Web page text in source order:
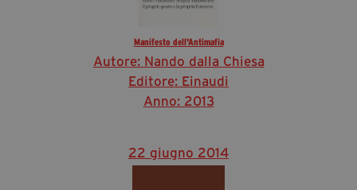
Manifesto dell'Antimafia
Autore: Nando dalla Chiesa
Editore: Einaudi
Anno: 2013
22 giugno 2014